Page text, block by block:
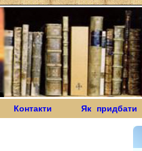
Контакти Як придбати